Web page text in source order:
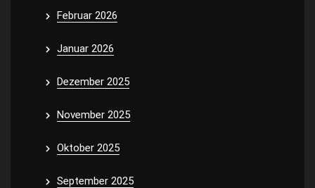
Februar 2026
Januar 2026
Dezember 2025
November 2025
Oktober 2025
September 2025